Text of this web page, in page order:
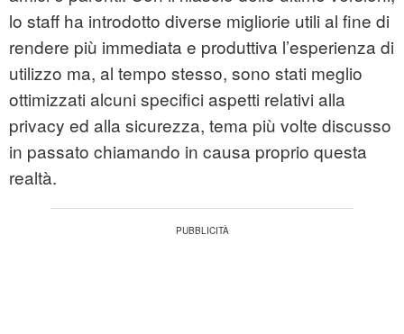
lo staff ha introdotto diverse migliorie utili al fine di
rendere più immediata e produttiva l’esperienza di
utilizzo ma, al tempo stesso, sono stati meglio
ottimizzati alcuni specifici aspetti relativi alla
privacy ed alla sicurezza, tema più volte discusso
in passato chiamando in causa proprio questa
realtà.